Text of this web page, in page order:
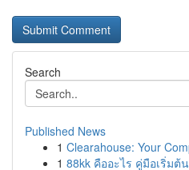
Search
Published News
1 Clearahouse: Your
1 88kk คืออะไร คู่มือเริ่มต้